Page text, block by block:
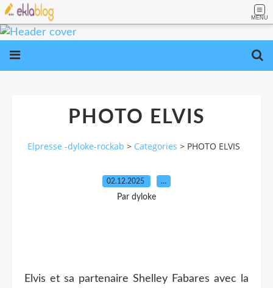
MENU
PHOTO ELVIS
Elpresse -dyloke-rockab > Categories > PHOTO ELVIS
02.12.2025 …
Par dyloke
Elvis et sa partenaire Shelley Fabares avec la